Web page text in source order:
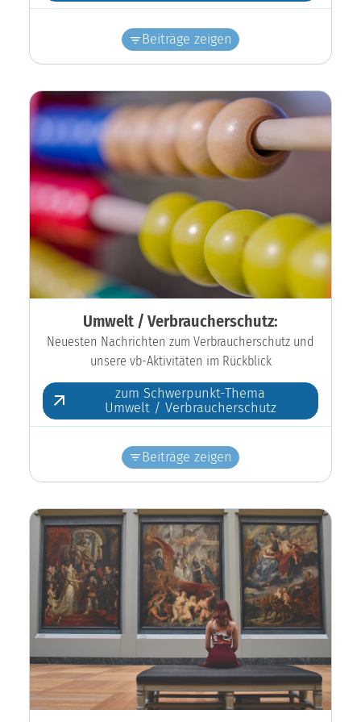
Beiträge zeigen
Umwelt / Verbraucherschutz:
Neuesten Nachrichten zum Verbraucherschutz und
unsere vb-Aktivitäten im Rückblick
zum Schwerpunkt-Thema
Umwelt / Verbraucherschutz
Beiträge zeigen